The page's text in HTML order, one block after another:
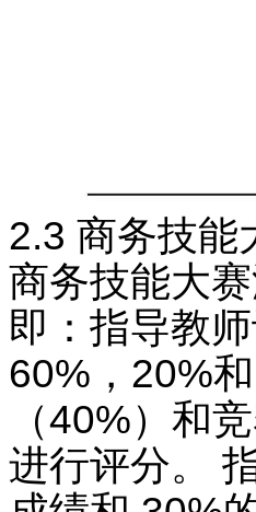
2.3 商务技能
商务技能大
即：指导教
60%，20%
（40%）和
进行评分。